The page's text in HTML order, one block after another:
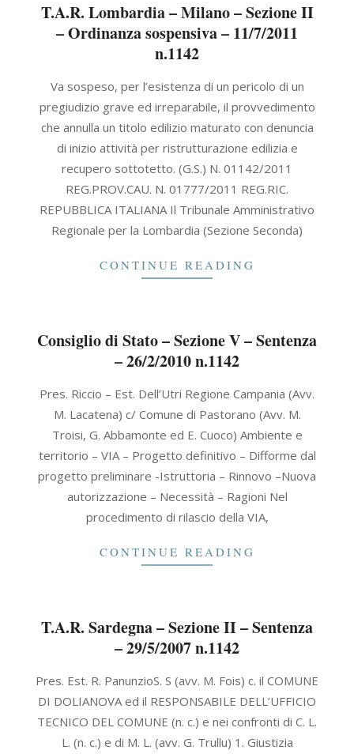
T.A.R. Lombardia – Milano – Sezione II
– Ordinanza sospensiva – 11/7/2011
n.1142
07-
11
Va sospeso, per l’esistenza di un pericolo di un
pregiudizio grave ed irreparabile, il provvedimento
che annulla un titolo edilizio maturato con denuncia
di inizio attività per ristrutturazione edilizia e
recupero sottotetto. (G.S.) N. 01142/2011
REG.PROV.CAU. N. 01777/2011 REG.RIC.
REPUBBLICA ITALIANA Il Tribunale Amministrativo
Regionale per la Lombardia (Sezione Seconda)
CONTINUE READING
Consiglio di Stato – Sezione V – Sentenza
– 26/2/2010 n.1142
02-
Pres. Riccio – Est. Dell’Utri Regione Campania (Avv.
M. Lacatena) c/ Comune di Pastorano (Avv. M.
Troisi, G. Abbamonte ed E. Cuoco) Ambiente e
territorio – VIA – Progetto definitivo – Difforme dal
progetto preliminare -Istruttoria – Rinnovo –Nuova
autorizzazione – Necessità – Ragioni Nel
procedimento di rilascio della VIA,
CONTINUE READING
T.A.R. Sardegna – Sezione II – Sentenza
– 29/5/2007 n.1142
05-
29
Pres. Est. R. PanunzioS. S (avv. M. Fois) c. il COMUNE
DI DOLIANOVA ed il RESPONSABILE DELL’UFFICIO
TECNICO DEL COMUNE (n. c.) e nei confronti di C. L.
L. (n. c.) e di M. L. (avv. G. Trullu) 1. Giustizia